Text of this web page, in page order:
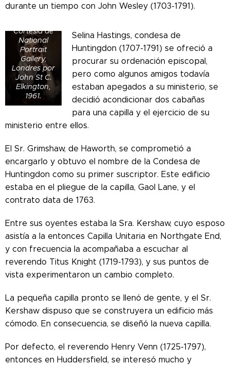
durante un tiempo con John Wesley (1703-1791).
x 43,8 cm
Cortesía de
National
Portrait
Gallery,
Londres por
John St C.
Elkington,
1961.
Selina Hastings, condesa de
Huntingdon (1707-1791) se ofreció a
procurar su ordenación episcopal,
pero como algunos amigos todavía
estaban apegados a su ministerio, se
decidió acondicionar dos cabañas
para una capilla y el ejercicio de su
ministerio entre ellos.
El Sr. Grimshaw, de Haworth, se comprometió a
encargarlo y obtuvo el nombre de la Condesa de
Huntingdon como su primer suscriptor. Este edificio
estaba en el pliegue de la capilla, Gaol Lane, y el
contrato data de 1763.
Entre sus oyentes estaba la Sra. Kershaw, cuyo esposo
asistía a la entonces Capilla Unitaria en Northgate End,
y con frecuencia la acompañaba a escuchar al
reverendo Titus Knight (1719-1793), y sus puntos de
vista experimentaron un cambio completo.
La pequeña capilla pronto se llenó de gente, y el Sr.
Kershaw dispuso que se construyera un edificio más
cómodo. En consecuencia, se diseñó la nueva capilla.
Por defecto, el reverendo Henry Venn (1725-1797),
entonces en Huddersfield, se interesó mucho y